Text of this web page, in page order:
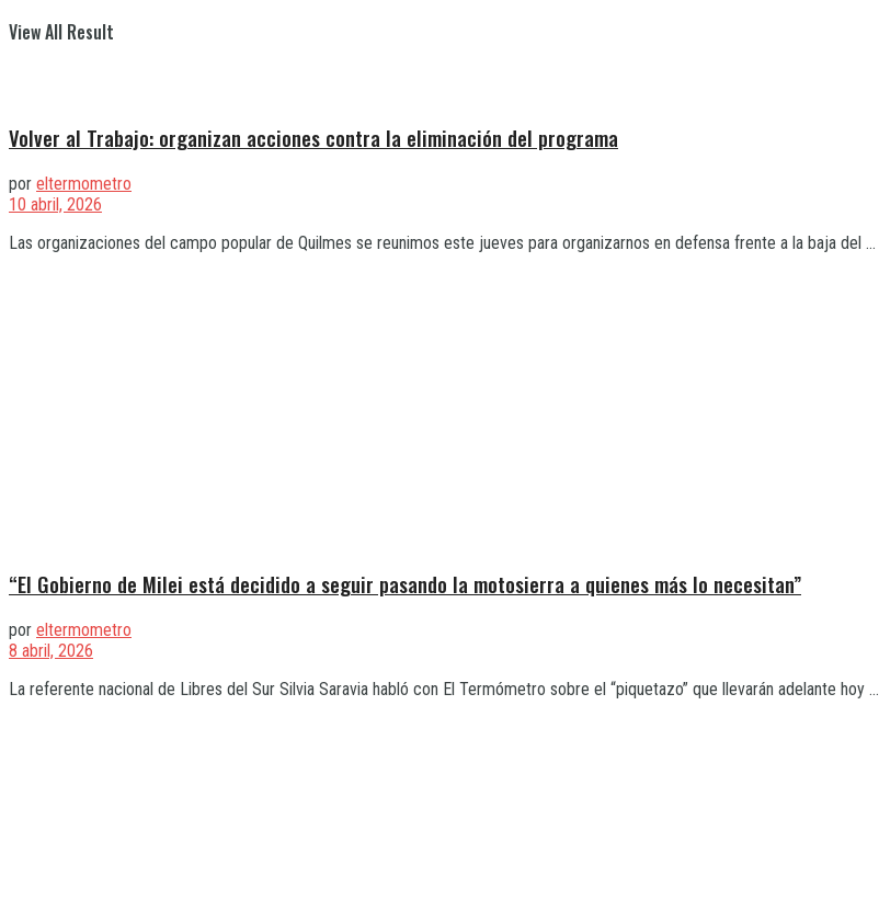
View All Result
Volver al Trabajo: organizan acciones contra la eliminación del programa
por eltermometro
10 abril, 2026
Las organizaciones del campo popular de Quilmes se reunimos este jueves para organizarnos en defensa frente a la baja del ...
“El Gobierno de Milei está decidido a seguir pasando la motosierra a quienes más lo necesitan”
por eltermometro
8 abril, 2026
La referente nacional de Libres del Sur Silvia Saravia habló con El Termómetro sobre el “piquetazo” que llevarán adelante hoy ...